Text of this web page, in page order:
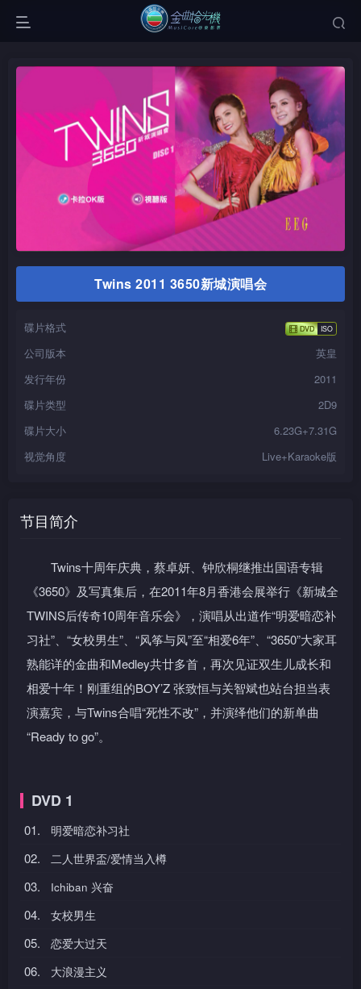
Twins 2011 3650新城演唱会
碟片格式
公司版本
英皇
发行年份
2011
碟片类型
2D9
碟片大小
6.23G+7.31G
视觉角度
Live+Karaoke版
节目简介
Twins十周年庆典，蔡卓妍、钟欣桐继推出国语专辑
《3650》及写真集后，在2011年8月香港会展举行《新城全
TWINS后传奇10周年音乐会》，演唱从出道作“明爱暗恋补
习社”、“女校男生”、“风筝与风”至“相爱6年”、“3650”大家耳
熟能详的金曲和Medley共廿多首，再次见证双生儿成长和
相爱十年！刚重组的BOY’Z 张致恒与关智斌也站台担当表
演嘉宾，与Twins合唱“死性不改”，并演绎他们的新单曲
“Ready to go”。
DVD 1
01. 明爱暗恋补习社
02. 二人世界盃/爱情当入樽
03. Ichiban 兴奋
04. 女校男生
05. 恋爱大过天
06. 大浪漫主义